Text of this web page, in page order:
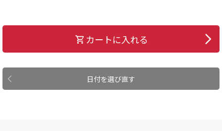
日付を選び直す
カートに入れる